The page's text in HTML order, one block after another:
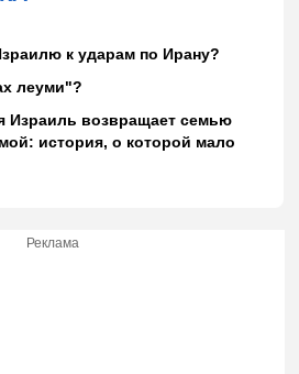
к ударам по Ирану?
леуми"?
Израиль возвращает семью
история, о которой мало
Реклама